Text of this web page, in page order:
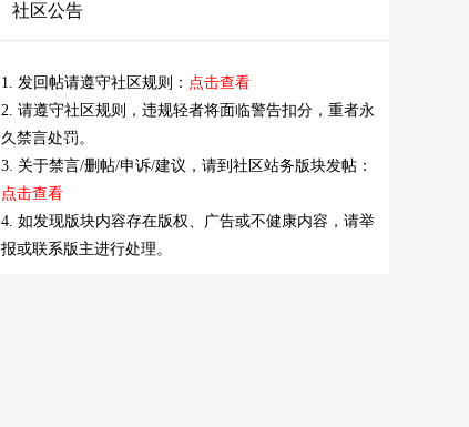
社区公告
1. 发回帖请遵守社区规则： 点击查看
2. 请遵守社区规则，违规轻者将面临警告扣分，重者永
久禁言处罚。
3. 关于禁言/删帖/申诉/建议，请到社区站务版块发帖：
点击查看
4. 如发现版块内容存在版权、广告或不健康内容，请举
报或联系版主进行处理。